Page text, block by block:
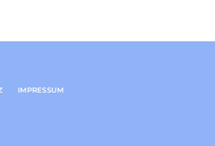
IMPRESSUM